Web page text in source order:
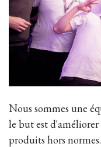
Nous sommes une
le but est
produits hors